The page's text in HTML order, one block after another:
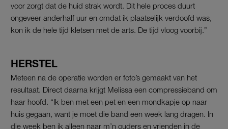
voor zorgt dat de huid strak wordt. Dit hele proces duurt
ongeveer anderhalf uur en omdat ik plaatselijk verdoofd was,
kon ik de hele tijd kletsen met de arts. De tijd vloog voorbij.”
HERSTEL
Meteen na de operatie worden er foto’s gemaakt van het
resultaat. Direct daarna krijgt Melissa een compressieband om
haar hoofd. “Ik ben met een pet en een mondkapje op naar
huis gegaan, want je moet die band een week lang dragen. In
die week ben ik alleen naar m’n ouders en vrienden in de